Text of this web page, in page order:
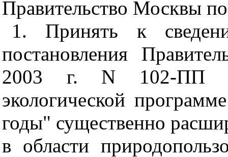
Правительство Москвы
1. Принять к
постановления
2003 г. N 102-ПП "О
экологической
годы" существенно
в области